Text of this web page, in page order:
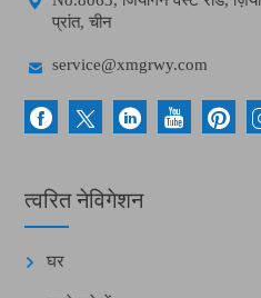
प्रांत, चीन
 service@xmgrwy.com
त्वरित नेविगेशन
घर